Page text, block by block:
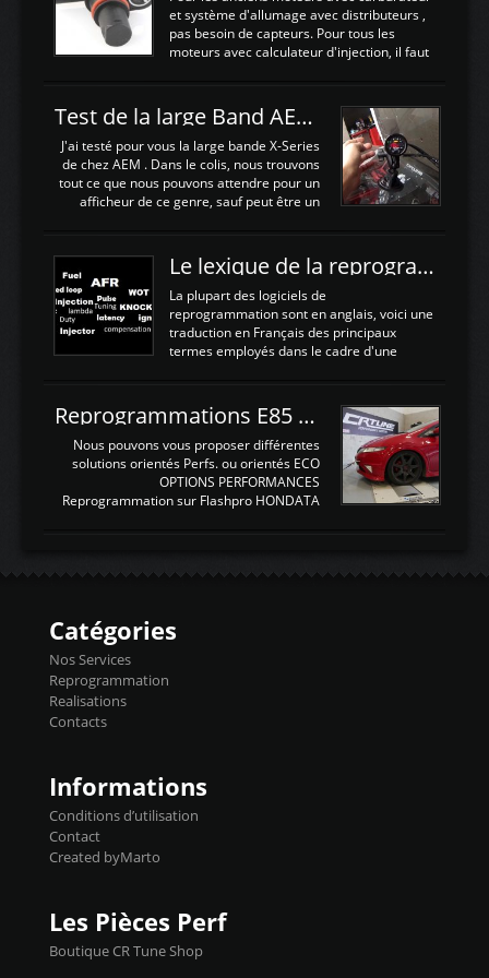
juste procédé à un déglaçage et au
remplacement de la segmentation, ainsi
que la pompe à huile, Joint de culasse HKS,
paire d'arbres a cames HKS est ajoutée
ainsi qu'un turbo GARETT ...
et système d'allumage avec distributeurs ,
pas besoin de capteurs. Pour tous les
moteurs avec calculateur d'injection, il faut
vilbrequin, Papillon, pedale.Les capteurs de
température; Eau, huile, échappement, air
d'admissionDébimetre (air)Les capteurs de
pression; suralimentation, essence, huile,
Capteurs de vitesse (boite ou roues) Les
Capteurs de position. Les capteurs de
électronique. C'est avec ces ...
Test de la large Band AEM X-Series 30-0300
J'ai testé pour vous la large bande X-Series
de chez AEM . Dans le colis, nous trouvons
tout ce que nous pouvons attendre pour un
afficheur de ce genre, sauf peut être un
https://www.youtube.com/embed/KAVwZKm-
JiU Au Déballage nous trouvons , l'afficheur
très fin et très léger , le faisceau de câbles
pour alimenter la sonde , le cable pour la
sonde AFR et bien sur la sonde. Elle est
d'utilisation très simple , 2 boutons en
fonctions ...
Le lexique de la reprogrammation Moteur
La plupart des logiciels de
reprogrammation sont en anglais, voici une
traduction en Français des principaux
termes employés dans le cadre d'une
N'hésitez pas à commenter si un terme
vous semble mal traduit ou manquant, au
plaisir de lire votre retour sur cet article
NOMTERME
COMPLETTRADUCTIONVALEURS
ATTENDUESIATIntake air
d'admissiontemp ex. pour atmo -30- 80°C
temperaturetemperature ldr moteurtemp
Reprogrammations E85 et SP98 pour Civic Type R FN2
Nous pouvons vous proposer différentes
solutions orientés Perfs. ou orientés ECO
OPTIONS PERFORMANCES
Reprogrammation sur Flashpro HONDATA
Injecteurs + Flashpro 1370€ TTC Le
précise et performante. Vous pourrez
basculer de la carto sans plomb à Ethanol à
l'aide du flashpro OPTION ECONOMIQUES
Reprog SP 98 sur le calculateur d'origine
450€ TTC Un gain d'environ 10cv et 15nm
Catégories
Nos Services
Reprogrammation
Realisations
Contacts
Informations
Conditions d’utilisation
Contact
Created byMarto
Les Pièces Perf
Boutique CR Tune Shop